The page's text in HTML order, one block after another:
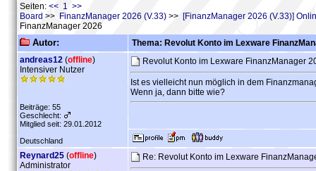
Seiten: << 1 >>
Board >> FinanzManager 2026 (V.33) >> [FinanzManager 2026 (V.33)]
FinanzManager 2026
Autor:
Thema: Revolut Konto im Lexware
andreas12 (offline)
Intensiver Nutzer
Beiträge: 55
Geschlecht:
Mitglied seit: 29.01.2012
Deutschland
Revolut Konto im Lexware FinanzManager
Ist es vielleicht nun möglich in dem
Wenn ja, dann bitte wie?
Reynard25 (offline)
Administrator
Re: Revolut Konto im Lexware